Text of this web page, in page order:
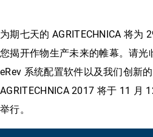
为期七天的 AGRITECHNICA 将为
您揭开作物生产未来的帷幕。请光
eRev 系统配置软件以及我们创新
AGRITECHNICA 2017 将于 11 月
举行。